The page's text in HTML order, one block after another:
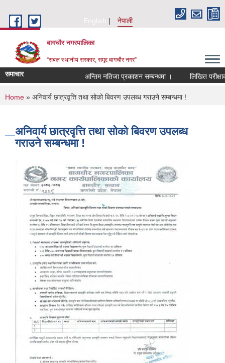
English
नेपाली
बागचौर नगरपालिका
“सबल स्थानीय सरकार, समृद्द बागचौर नगर”
समाचार अन्तिम नतिजा प्रकाशन सम्बन्धमा । लिखित
You are here
Home » अनिवार्य छात्रवृत्ति तथा सोको बिवरण उपलब्ध गराउने सम्बन्धमा !
अनिवार्य छात्रवृत्ति तथा सोको बिवरण उपलब्ध
गराउने सम्बन्धमा !